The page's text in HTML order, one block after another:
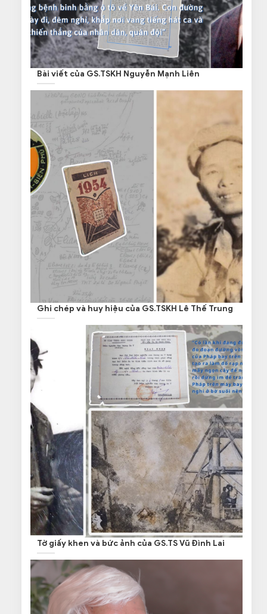
Bài viết của GS.TSKH Nguyễn Mạnh Liên
Ghi chép và huy hiệu của GS.TSKH Lê Thế Trung
Tờ giấy khen và bức ảnh của GS.TS Vũ Đình Lai